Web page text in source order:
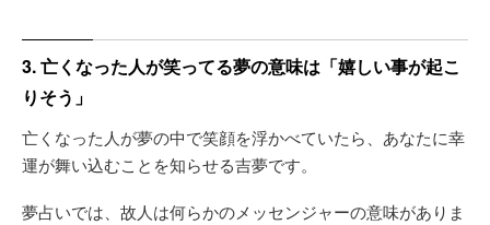
3. 亡くなった人が笑ってる夢の意味は「嬉しい事が起こ
りそう」
亡くなった人が夢の中で笑顔を浮かべていたら、あなたに幸
運が舞い込むことを知らせる吉夢です。
夢占いでは、故人は何らかのメッセンジャーの意味がありま